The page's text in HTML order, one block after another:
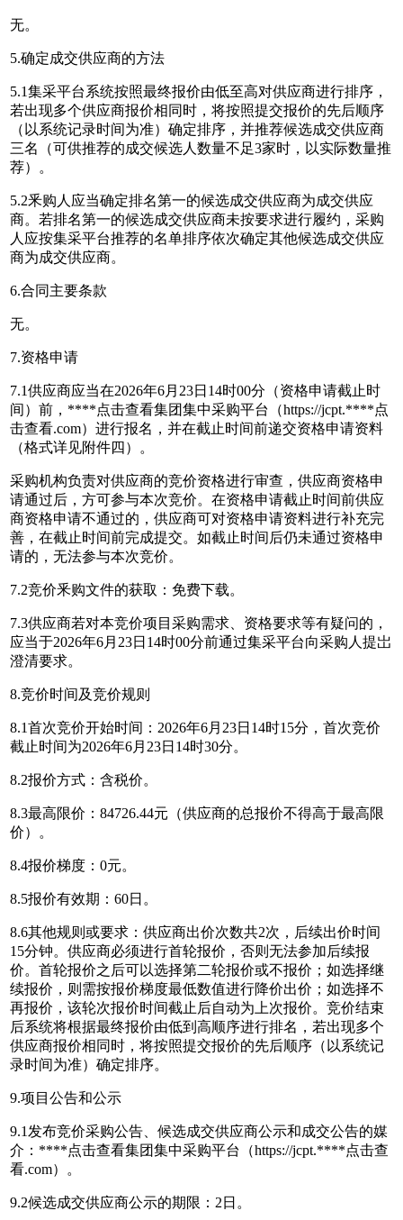
无。
5.确定成交供应商的方法
5.1集采平台系统按照最终报价由低至高对供应商进行排序，
若出现多个供应商报价相同时，将按照提交报价的先后顺序
（以系统记录时间为准）确定排序，并推荐候选成交供应商
三名（可供推荐的成交候选人数量不足3家时，以实际数量推
荐）。
5.2釆购人应当确定排名第一的候选成交供应商为成交供应
商。若排名第一的候选成交供应商未按要求进行履约，采购
人应按集采平台推荐的名单排序依次确定其他候选成交供应
商为成交供应商。
6.合同主要条款
无。
7.资格申请
7.1供应商应当在2026年6月23日14时00分（资格申请截止时
间）前，****点击查看集团集中采购平台（https://jcpt.****点
击查看.com）进行报名，并在截止时间前递交资格申请资料
（格式详见附件四）。
采购机构负责对供应商的竞价资格进行审查，供应商资格申
请通过后，方可参与本次竞价。在资格申请截止时间前供应
商资格申请不通过的，供应商可对资格申请资料进行补充完
善，在截止时间前完成提交。如截止时间后仍未通过资格申
请的，无法参与本次竞价。
7.2竞价釆购文件的获取：免费下载。
7.3供应商若对本竞价项目采购需求、资格要求等有疑问的，
应当于2026年6月23日14时00分前通过集采平台向采购人提岀
澄清要求。
8.竞价时间及竞价规则
8.1首次竞价开始时间：2026年6月23日14时15分，首次竞价
截止时间为2026年6月23日14时30分。
8.2报价方式：含税价。
8.3最高限价：84726.44元（供应商的总报价不得高于最高限
价）。
8.4报价梯度：0元。
8.5报价有效期：60日。
8.6其他规则或要求：供应商出价次数共2次，后续出价时间
15分钟。供应商必须进行首轮报价，否则无法参加后续报
价。首轮报价之后可以选择第二轮报价或不报价；如选择继
续报价，则需按报价梯度最低数值进行降价出价；如选择不
再报价，该轮次报价时间截止后自动为上次报价。竞价结束
后系统将根据最终报价由低到高顺序进行排名，若出现多个
供应商报价相同时，将按照提交报价的先后顺序（以系统记
录时间为准）确定排序。
9.项目公告和公示
9.1发布竞价采购公告、候选成交供应商公示和成交公告的媒
介：****点击查看集团集中采购平台（https://jcpt.****点击查
看.com）。
9.2候选成交供应商公示的期限：2日。